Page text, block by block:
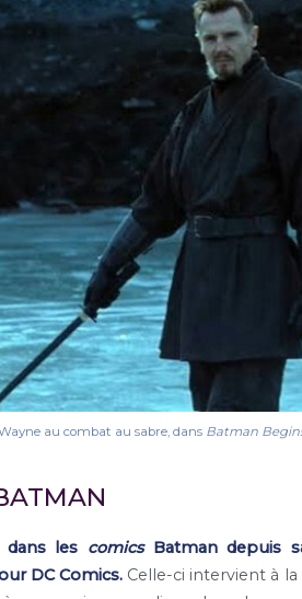
au combat au sabre, dans Batman
les comicsBatman depuis
DC Comics. Celle-ci intervient à la